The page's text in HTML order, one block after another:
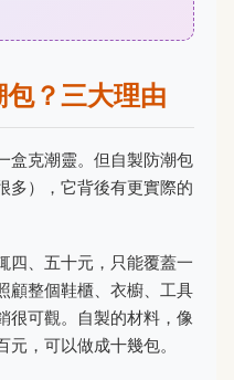
？三大理由
盒克潮靈。但自製防潮包
多），它背後有更實際的
四、五十元，只能覆蓋一
顧整個鞋櫃、衣櫥、工具
很可觀。自製的材料，像
，可以做成十幾包。